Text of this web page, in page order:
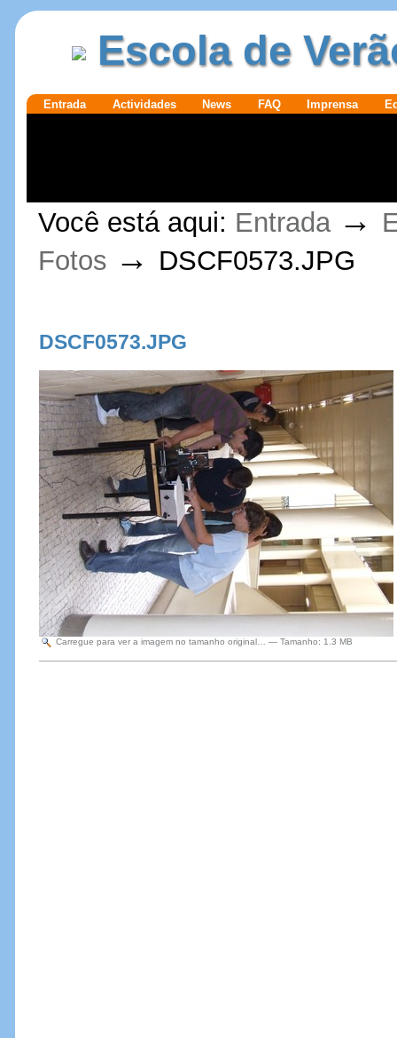
Ir para o
Escola de
SecçõesEntrada Actividades News FAQ Imprensa
Pessoais
Você está aqui: Entrada →
Fotos → DSCF0573.JPG
DSCF0573.JPG
Carregue para ver a imagem no tamanho original… — Tamanho: 1.3 MB